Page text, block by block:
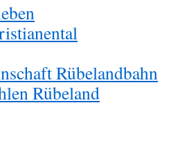
Rübelandbahn
Rübeland